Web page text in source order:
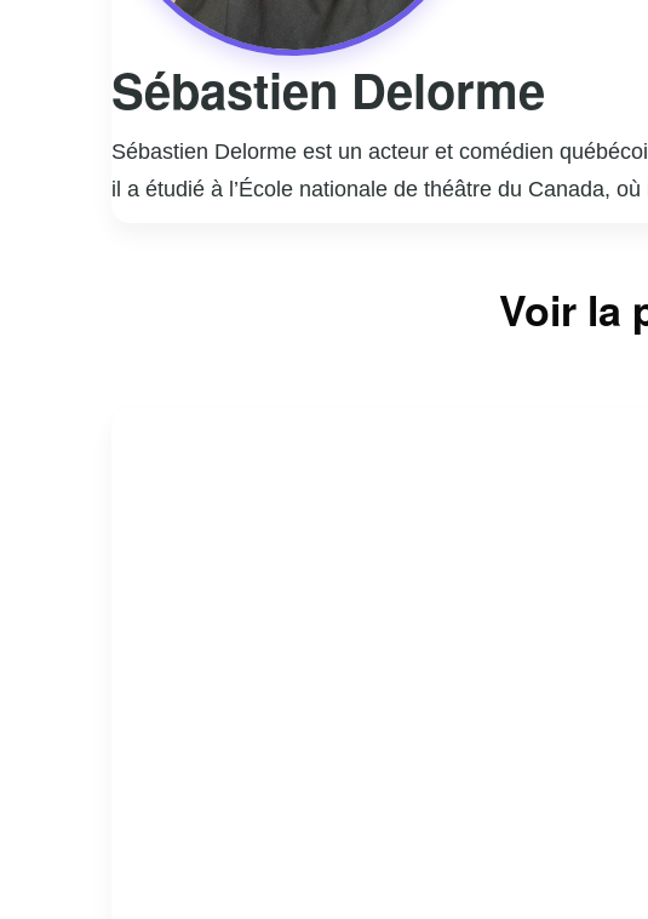
Sébastien Delorme
Sébastien Delorme est un acteur et comédien
il a étudié à l’École nationale de théâtre du Canada,
interprétation nuancée et authentique deVoir la